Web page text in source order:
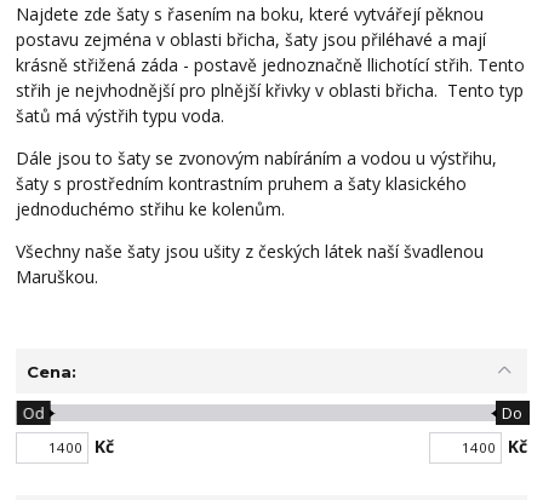
Najdete zde šaty s řasením na boku, které vytvářejí pěknou
postavu zejména v oblasti břicha, šaty jsou přiléhavé a mají
krásně střižená záda - postavě jednoznačně llichotící střih. Tento
střih je nejvhodnější pro plnější křivky v oblasti břicha. Tento typ
šatů má výstřih typu voda.
Dále jsou to šaty se zvonovým nabíráním a vodou u výstřihu,
šaty s prostředním kontrastním pruhem a šaty klasického
jednoduchémo střihu ke kolenům.
Všechny naše šaty jsou ušity z českých látek naší švadlenou
Maruškou.
Cena:
Kč
Od Do
Kč